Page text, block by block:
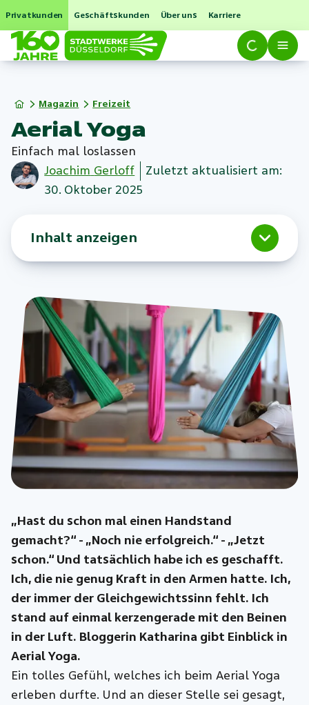
Privatkunden Geschäftskunden Über uns Karriere
Magazin Freizeit
Aerial Yoga
Einfach mal loslassen
Joachim Gerloff
Zuletzt aktualisiert am:
30. Oktober 2025
Inhalt anzeigen
„Hast du schon mal einen Handstand
gemacht?“ - „Noch nie erfolgreich.“ - „Jetzt
schon.“ Und tatsächlich habe ich es geschafft.
Ich, die nie genug Kraft in den Armen hatte. Ich,
der immer der Gleichgewichtssinn fehlt. Ich
stand auf einmal kerzengerade mit den Beinen
in der Luft. Bloggerin Katharina gibt Einblick in
Aerial Yoga.
Ein tolles Gefühl, welches ich beim Aerial Yoga
erleben durfte. Und an dieser Stelle sei gesagt,